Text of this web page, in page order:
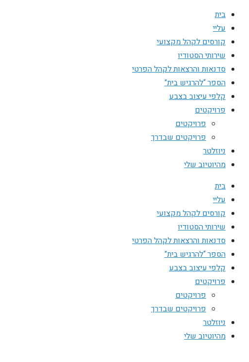
בית
עליי
קורסים לקהל מקצועי
שירותי הסטודיו
סדנאות והרצאות לקהל הפרטי
הספר “להרגיש בית”
קלפי עיצוב בצבע
פרויקטים
פרויקטים
פרויקטים שבדרך
ניוזלטר
מהיוטיוב שלי
בית
עליי
קורסים לקהל מקצועי
שירותי הסטודיו
סדנאות והרצאות לקהל הפרטי
הספר “להרגיש בית”
קלפי עיצוב בצבע
פרויקטים
פרויקטים
פרויקטים שבדרך
ניוזלטר
מהיוטיוב שלי